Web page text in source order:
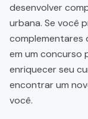
desenvolver
urbana. Se você
complementares
em um concurso
enriquecer seu
encontrar um
você.